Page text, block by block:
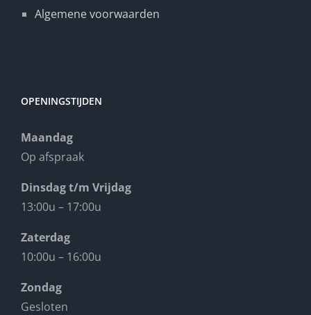
Algemene voorwaarden
OPENINGSTIJDEN
Maandag
Op afspraak
Dinsdag t/m Vrijdag
13:00u – 17:00u
Zaterdag
10:00u – 16:00u
Zondag
Gesloten